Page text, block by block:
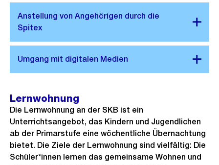
Lernwohnung
Die Lernwohnung an der SKB ist ein
Unterrichtsangebot, das Kindern und Jugendlichen
ab der Primarstufe eine wöchentliche Übernachtung
bietet. Die Ziele der Lernwohnung sind vielfältig: Die
Schüler*innen lernen das gemeinsame Wohnen und